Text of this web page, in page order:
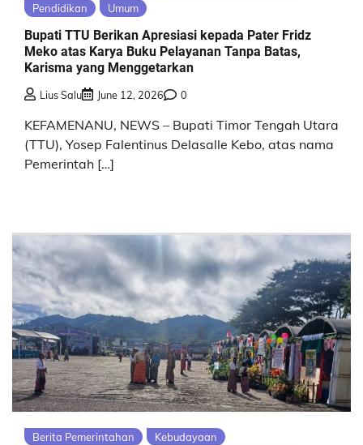
Pendidikan
Umum
Bupati TTU Berikan Apresiasi kepada Pater Fridz
Meko atas Karya Buku Pelayanan Tanpa Batas,
Karisma yang Menggetarkan
Lius Salu June 12, 2026 0
KEFAMENANU, NEWS – Bupati Timor Tengah Utara
(TTU), Yosep Falentinus Delasalle Kebo, atas nama
Pemerintah […]
Berita Pemerintahan
Kebudayaan